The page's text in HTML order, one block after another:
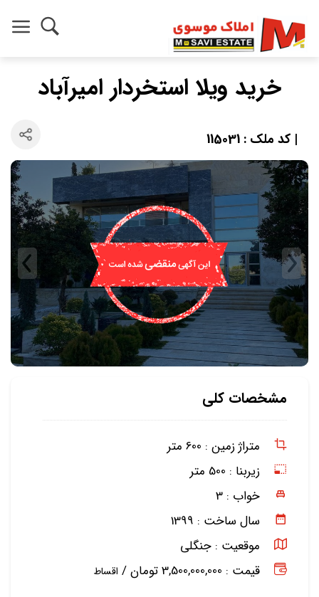
خرید ویلا استخردار امیرآباد
| کد ملک : 115031
مشخصات کلی
متراژ زمین : 600 متر
زیربنا : 500 متر
خواب : 3
سال ساخت : 1399
موقعیت : جنگلی
قیمت : 3,500,000,000 تومان /
اقساط